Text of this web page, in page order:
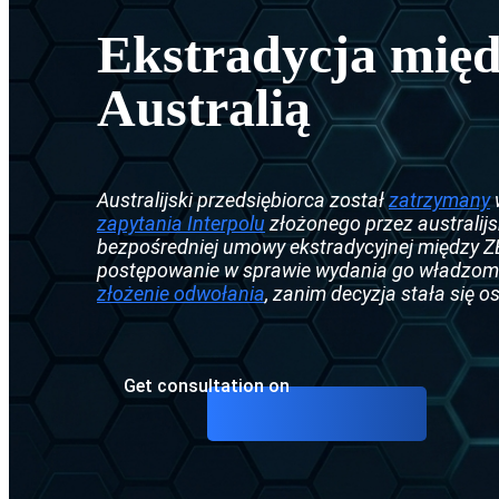
Umowa
Umowa
Czarna
Nakaz
Srebrna
CCF
Dyfuzje
Ekstradycja
Australią
Australijski przedsiębiorca zostałzatrzymany
zapytania Interpolu złożonego przez
bezpośredniej umowy ekstradycyjnej między
postępowanie w sprawie wydania go
złożenie odwołania, zanim decyzja stała się
Get consultation on